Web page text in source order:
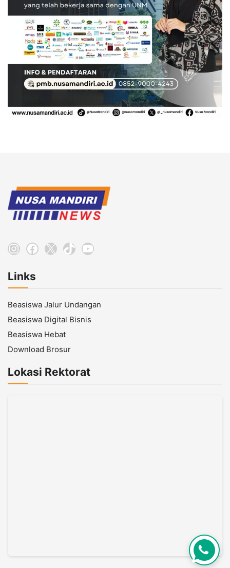
Instagram
Facebook
X TikTokYouTube
Links
Beasiswa Jalur Undangan
Beasiswa Digital Bisnis
Beasiswa Hebat
Download Brosur
Lokasi Rektorat